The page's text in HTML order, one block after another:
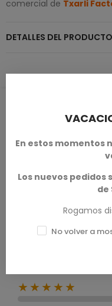
comercial de Txarli
DETALLES DEL PRODUCTO
★★★★★
En estos momentos
Los nuevos pedidos
de
Rogamos
No volver a